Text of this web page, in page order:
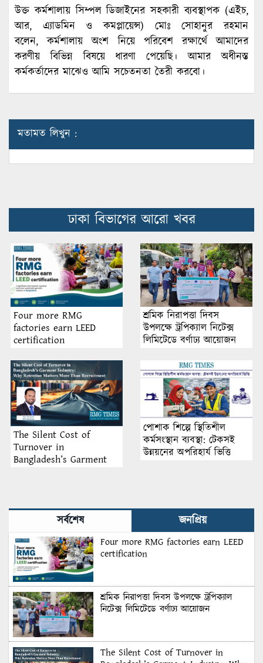
উক্ত কর্মশালায় সিম্পল ডিজাইনের সহকারী ব্যবস্থাপক (এইচ,
আর, এ্যাডমিন ও কমপ্লায়েন্স) মোঃ সোহানুর রহমান
বলেন, কর্মশালায় অংশ নিয়ে পরিবেশ রক্ষার্থে আমাদের
করণীয় বিভিন্ন বিষয়ে ধারণা পেয়েছি। আমার অধীনস্ত
কর্মকর্তাদের মাঝেও আমি সচেতনতা তৈরী করবো।
মতামত লিখুন :
ঢাকা বিভাগের আরো খবর
Four more RMG
factories earn LEED
certification
শ্রমিক নিরাপত্তা দিবস
উপলক্ষে ট্রপিক্যাল নিটেক্স
লিমিটেডে বর্ণাঢ্য আয়োজন
The Silent Cost of
Turnover in
Bangladesh’s Garment
পোশাক শিল্পে স্থিতিশীল
কর্মসংস্থান ব্যবস্থা: টেকসই
উন্নয়নের অপরিহার্য ভিত্তি
সর্বশেষ জনপ্রিয়
Four more RMG factories earn LEED
certification
শ্রমিক নিরাপত্তা দিবস উপলক্ষে ট্রপিক্যাল
নিটেক্স লিমিটেডে বর্ণাঢ্য আয়োজন
The Silent Cost of Turnover in